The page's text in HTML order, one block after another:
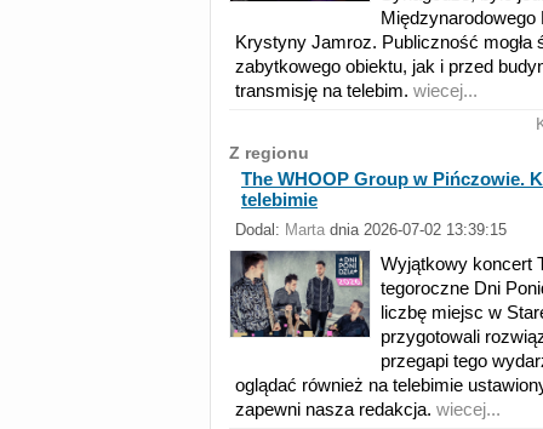
Krystyny Jamroz. Publiczność
zabytkowego obiektu, jak i przed
transmisję na telebim. wiecej...
Z regionu
The WHOOP Group w Pińczowie.
telebimie
Dodal: Marta dnia 2026-07-02 13:39:15
Wyjątkowy koncert
tegoroczne Dni
liczbę miejsc w
przygotowali
przegapi tego
oglądać również na telebimie
zapewni nasza redakcja. wiecej...